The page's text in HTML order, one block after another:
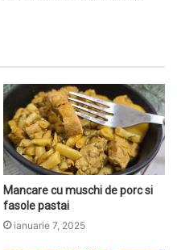
Mancare cu muschi de porc si
fasole pastai
ianuarie 7, 2025